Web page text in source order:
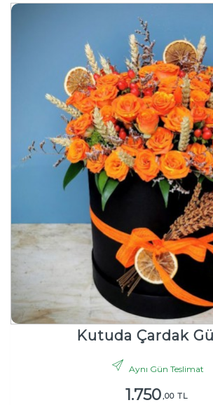
Kutuda Çardak
Aynı Gün Teslimat
1.750,00 TL